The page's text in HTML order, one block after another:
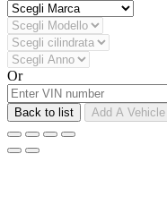
Or
Back to list Add A Vehicle